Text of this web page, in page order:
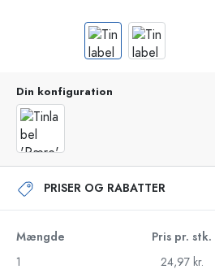
Din konfiguration
PRISER OG RABATTER
Mængde Pris pr. stk.
1
24,97 kr.